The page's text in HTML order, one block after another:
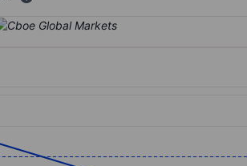
data points.
X axis displaying categories.